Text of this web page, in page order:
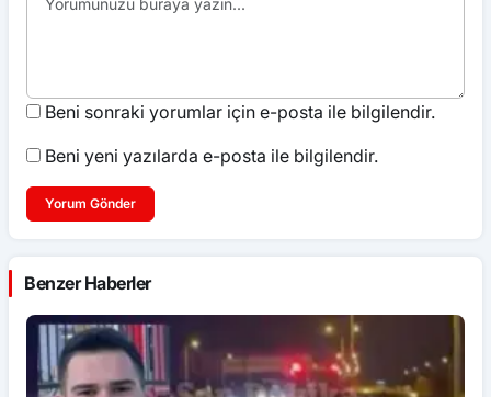
Beni sonraki yorumlar için e-posta ile bilgilendir.
Beni yeni yazılarda e-posta ile bilgilendir.
Yorum Gönder
Benzer Haberler